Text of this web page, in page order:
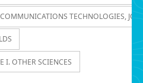
TECHNOLOGIES,
I. OTHER SCIENCES